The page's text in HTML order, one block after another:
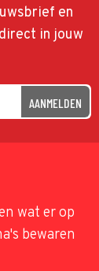
en
in jouw
AANMELDEN
wat er op
bewaren